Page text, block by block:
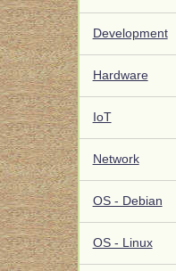
Development
Hardware
IoT
Network
OS - Debian
OS - Linux